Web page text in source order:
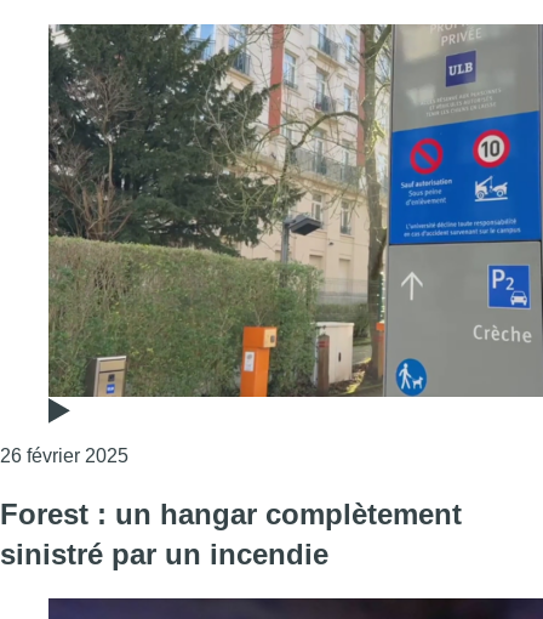
26 février 2025Consulter l'article "Enquête judiciaire ouverte
Forest : un hangar complètement
sinistré par un incendie